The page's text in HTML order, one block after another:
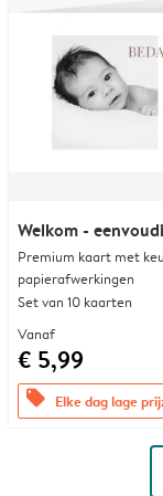
Welkom -
Premium kaart met
papierafwerkingen
Set van 10 kaarten
Vanaf
€ 5,99
offers Elke dag lage